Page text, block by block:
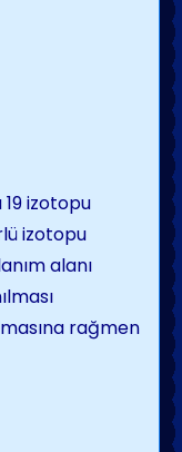
19 izotopu
izotopu
alanı
rağmen